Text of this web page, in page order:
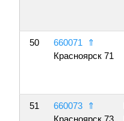
50 660071
⇑
Красноярск 71
51 660073
⇑